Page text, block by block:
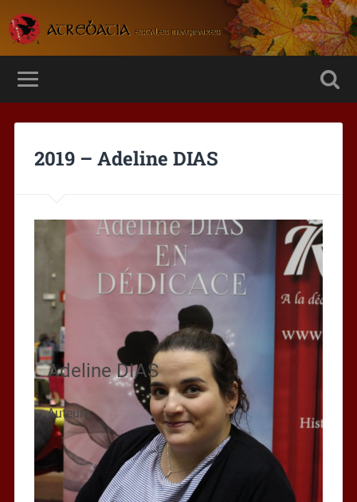
2019 – Adeline DIAS
Adeline DIAS
Auteure